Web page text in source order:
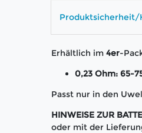
Produktsicherheit/
Erhältlich im 4er-
0,23 Ohm: 65-
Passt nur in den
HINWEISE ZUR
oder mit der